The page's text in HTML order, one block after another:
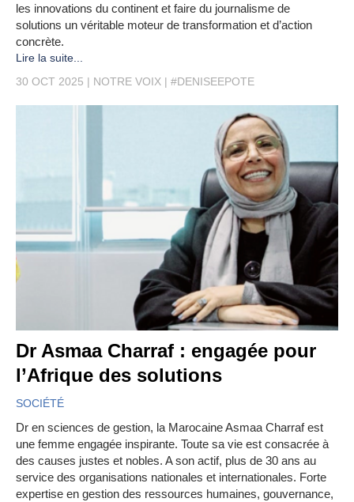
les innovations du continent et faire du journalisme de
solutions un véritable moteur de transformation et d’action
concrète.
Lire la suite...
30 OCT 2025
NOTRE VOIX #DENISEEPOTE
Dr Asmaa Charraf : engagée pour
l’Afrique des solutions
SOCIÉTÉ
Dr en sciences de gestion, la Marocaine Asmaa Charraf est
une femme engagée inspirante. Toute sa vie est consacrée à
des causes justes et nobles. A son actif, plus de 30 ans au
service des organisations nationales et internationales. Forte
expertise en gestion des ressources humaines, gouvernance,